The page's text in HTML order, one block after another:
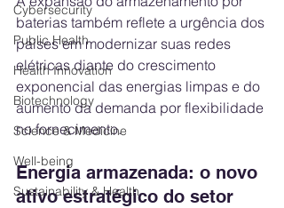
Cybersecurity
Public Health
Health Innovation
Biotechnology
Science & Medicine
Well-being
Sustainability & Health
baterias também reflete a urgência dos
países em modernizar suas redes
elétricas diante do crescimento
exponencial das energias limpas e do
aumento da demanda por flexibilidade
no fornecimento.
Energia armazenada: o novo
ativo estratégico do setor